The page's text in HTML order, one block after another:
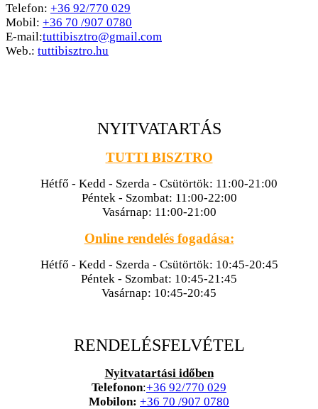
Telefon: +36 92/770 029
Mobil: +36 70 /907 0780
E-mail:tuttibisztro@gmail.com
Web.: tuttibisztro.hu
NYITVATARTÁS
TUTTI BISZTRO
Hétfő - Kedd - Szerda - Csütörtök: 11:00-21:00
Péntek - Szombat: 11:00-22:00
Vasárnap: 11:00-21:00
Online rendelés fogadása:
Hétfő - Kedd - Szerda - Csütörtök: 10:45-20:45
Péntek - Szombat: 10:45-21:45
Vasárnap: 10:45-20:45
RENDELÉSFELVÉTEL
Nyitvatartási időben
Telefonon:+36 92/770 029
Mobilon: +36 70 /907 0780